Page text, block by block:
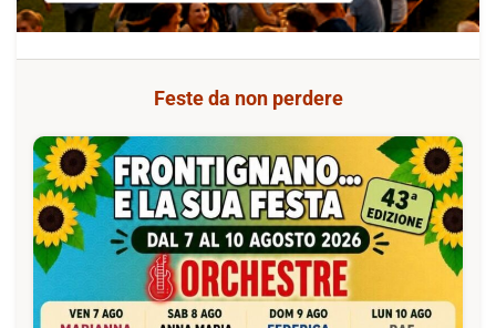
Feste da non perdere